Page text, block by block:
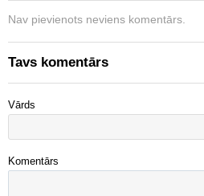
Nav pievienots neviens komentārs.
Tavs komentārs
Vārds
Komentārs